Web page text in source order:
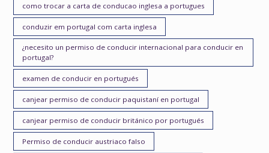
como trocar a carta de conducao inglesa a portugues
conduzir em portugal com carta inglesa
¿necesito un permiso de conducir internacional para conducir en
portugal?
examen de conducir en portugués
canjear permiso de conducir paquistaní en portugal
canjear permiso de conducir británico por portugués
Permiso de conducir austriaco falso